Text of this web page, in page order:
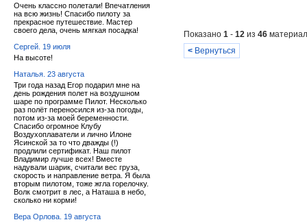
Очень классно полетали! Впечатления
на всю жизнь! Спасибо пилоту за
прекрасное путешествие. Мастер
своего дела, очень мягкая посадка!
Сергей. 19 июля
На высоте!
Наталья. 23 августа
Три года назад Егор подарил мне на
день рождения полет на воздушном
шаре по программе Пилот. Несколько
раз полёт переносился из-за погоды,
потом из-за моей беременности.
Спасибо огромное Клубу
Воздухоплаватели и лично Илоне
Ясинской за то что дважды (!)
продлили сертификат. Наш пилот
Владимир лучше всех! Вместе
надували шарик, считали вес груза,
скорость и направление ветра. Я была
вторым пилотом, тоже жгла горелочку.
Волк смотрит в лес, а Наташа в небо,
сколько ни корми!
Вера Орлова. 19 августа
Показано 1 - 12 из 46
< Вернуться